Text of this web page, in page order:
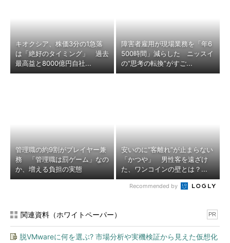
キオクシア、株価3分の1急落
は「絶好のタイミング」 過去
最高益と8000億円自社...
障害者雇用が現場業務を「年6
500時間」減らした ニッスイ
の“思考の転換”がすご...
管理職の約9割がプレイヤー兼
務 「管理職は罰ゲーム」なの
か、増える負担の実態
安いのに“客離れ”が止まらない
「かつや」 男性客を遠ざけ
た、ワンコインの壁とは？...
Recommended by
関連資料（ホワイトペーパー） PR
脱VMwareに何を選ぶ? 市場分析や実機検証から見えた仮想化